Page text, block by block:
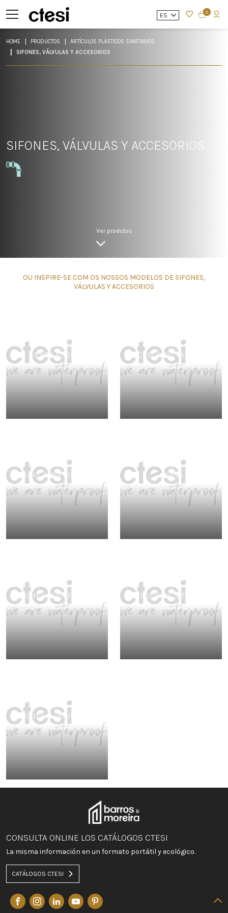
ES 0
HOME PRODUCTOS
ARTÍCULOS PLÁSTICOS SANITARIOS
SIFONES, VÁLVULAS Y ACCESORIOS
SIFONES, VÁLVULAS Y ACCESORIOS
Ver produtos
OU INSPIRE-SE COM OS NOSSOS MODELOS DE SIFONES,
VÁLVULAS Y ACCESORIOS
VENTILADORES
ACCESORIOS PARA LAVA
DORA
TAPAS PARA SIFONES GRASA
SIFONES PARA FREGADE
ROS
ACCESORIOS SIFONES PA
RA FREGADEROS
SIFONES Y VÁLVULAS DE
LAVABO
CONSULTA ONLINE LOS CATÁLOGOS CTESI
La misma información en un formato portátil y ecológico.
CATÁLOGOS CTESI